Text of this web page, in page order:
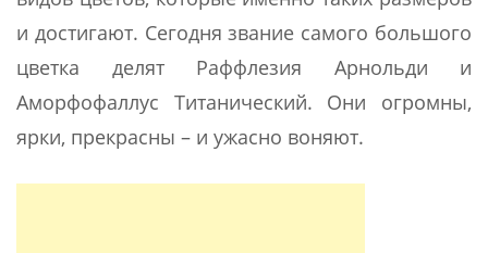
и достигают. Сегодня звание самого большого
цветка делят Раффлезия Арнольди и
Аморфофаллус Титанический. Они огромны,
ярки, прекрасны – и ужасно воняют.